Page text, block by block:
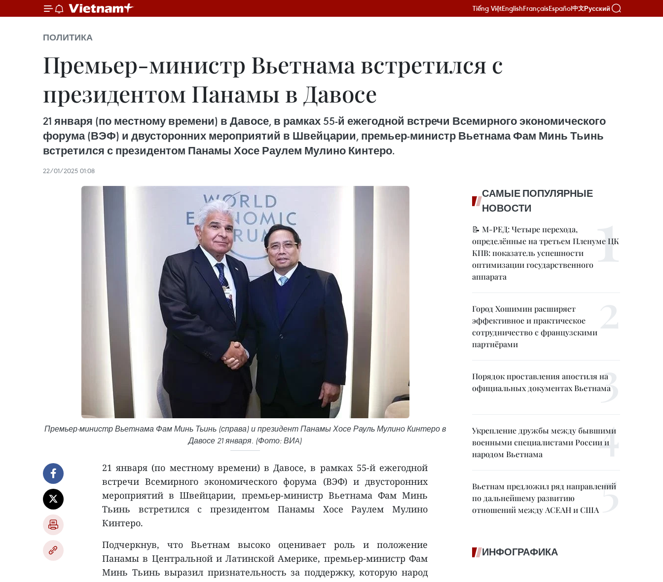
Tiếng ViệtEnglishFrançaisEspañol中文Русский
ПОЛИТИКА
Премьер-министр Вьетнама встретился с
президентом Панамы в Давосе
21 января (по местному времени) в Давосе, в рамках 55-й ежегодной встречи Всемирного экономического
форума (ВЭФ) и двусторонних мероприятий в Швейцарии, премьер-министр Вьетнама Фам Минь Тьинь
встретился с президентом Панамы Хосе Раулем Мулино Кинтеро.
22/01/2025 01:08
Премьер-министр Вьетнама Фам Минь Тьинь (справа) и президент Панамы Хосе Рауль Мулино Кинтеро в
Давосе 21 января. (Фото: ВИA)
21 января (по местному времени) в Давосе, в рамках 55-й ежегодной
встречи Всемирного экономического форума (ВЭФ) и двусторонних
мероприятий в Швейцарии, премьер-министр Вьетнама Фам Минь
Тьинь встретился с президентом Панамы Хосе Раулем Мулино
Кинтеро.
Подчеркнув, что Вьетнам высоко оценивает роль и положение
Панамы в Центральной и Латинской Америке, премьер-министр Фам
Минь Тьинь выразил признательность за поддержку, которую народ
САМЫЕ ПОПУЛЯРНЫЕ
НОВОСТИ
📝 М-РЕД: Четыре перехода,
определённые на третьем Пленуме ЦК
КПВ: показатель успешности
оптимизации государственного
аппарата
Город Хошимин расширяет
эффективное и практическое
сотрудничество с французскими
партнёрами
Порядок проставления апостиля на
официальных документах Вьетнама
Укрепление дружбы между бывшими
военными специалистами России и
народом Вьетнама
Вьетнам предложил ряд направлений
по дальнейшему развитию
отношений между АСЕАН и США
ИНФОГРАФИКА